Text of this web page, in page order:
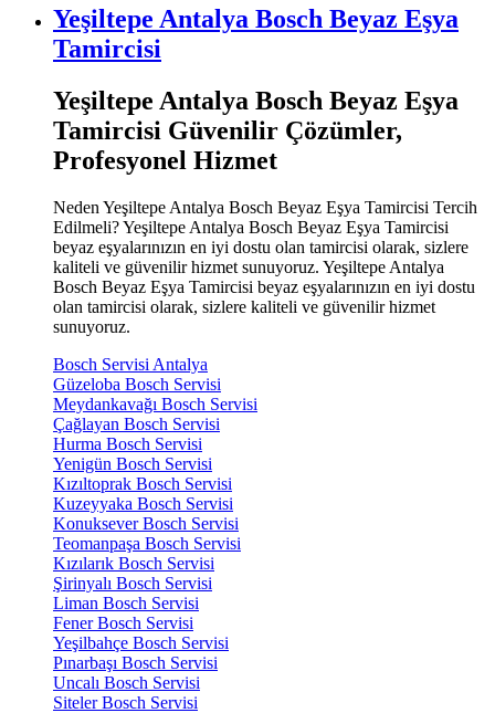
Yeşiltepe Antalya Bosch Beyaz Eşya
Tamircisi
Yeşiltepe Antalya Bosch Beyaz Eşya
Tamircisi Güvenilir Çözümler,
Profesyonel Hizmet
Neden Yeşiltepe Antalya Bosch Beyaz Eşya Tamircisi Tercih
Edilmeli? Yeşiltepe Antalya Bosch Beyaz Eşya Tamircisi
beyaz eşyalarınızın en iyi dostu olan tamircisi olarak, sizlere
kaliteli ve güvenilir hizmet sunuyoruz. Yeşiltepe Antalya
Bosch Beyaz Eşya Tamircisi beyaz eşyalarınızın en iyi dostu
olan tamircisi olarak, sizlere kaliteli ve güvenilir hizmet
sunuyoruz.
Bosch Servisi Antalya
Güzeloba Bosch Servisi
Meydankavağı Bosch Servisi
Çağlayan Bosch Servisi
Hurma Bosch Servisi
Yenigün Bosch Servisi
Kızıltoprak Bosch Servisi
Kuzeyyaka Bosch Servisi
Konuksever Bosch Servisi
Teomanpaşa Bosch Servisi
Kızılarık Bosch Servisi
Şirinyalı Bosch Servisi
Liman Bosch Servisi
Fener Bosch Servisi
Yeşilbahçe Bosch Servisi
Pınarbaşı Bosch Servisi
Uncalı Bosch Servisi
Siteler Bosch Servisi